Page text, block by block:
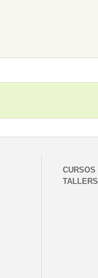
CURSOS I
TALLERS